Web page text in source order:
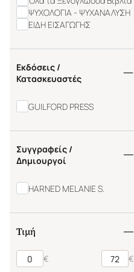
ΨΥΧΟΛΟΓΙΑ - ΨΥΧΑΝΑΛΥΣΗ
ΕΙΔΗ ΕΙΣΑΓΩΓΗΣ
Εκδόσεις /
Κατασκευαστές
GUILFORD PRESS
Συγγραφείς /
Δημιουργοί
HARNED MELANIE S.
Τιμή
€ €